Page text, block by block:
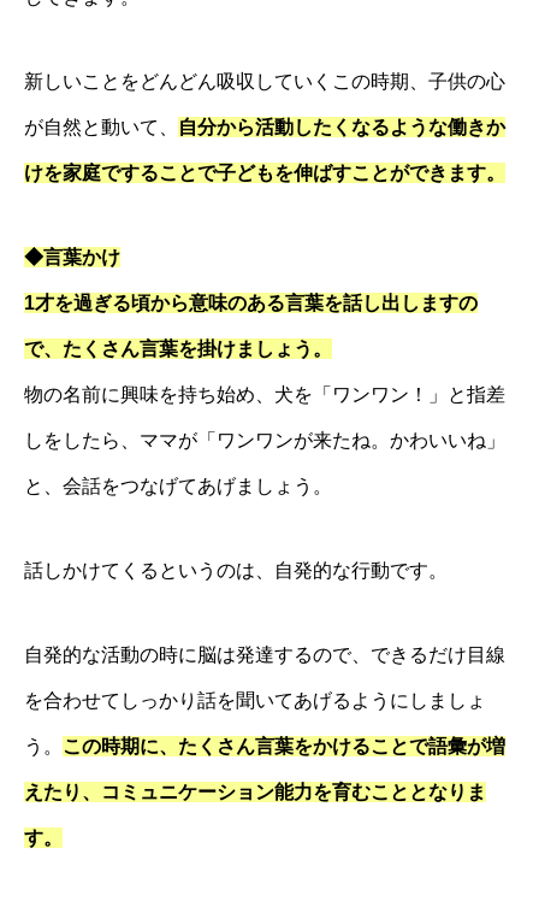
新しいことをどんどん吸収していくこの時期、子供の心
が自然と動いて、 自分から活動したくなるような働きか
けを家庭ですることで子どもを伸ばすことができます。
◆言葉かけ
1才を過ぎる頃から意味のある言葉を話し出しますの
で、たくさん言葉を掛けましょう。
物の名前に興味を持ち始め、犬を「ワンワン！」と指差
しをしたら、ママが「ワンワンが来たね。かわいいね」
と、会話をつなげてあげましょう。
話しかけてくるというのは、自発的な行動です。
自発的な活動の時に脳は発達するので、できるだけ目線
を合わせてしっかり話を聞いてあげるようにしましょ
う。 この時期に、たくさん言葉をかけることで語彙が増
えたり、コミュニケーション能力を育むこととなりま
す。